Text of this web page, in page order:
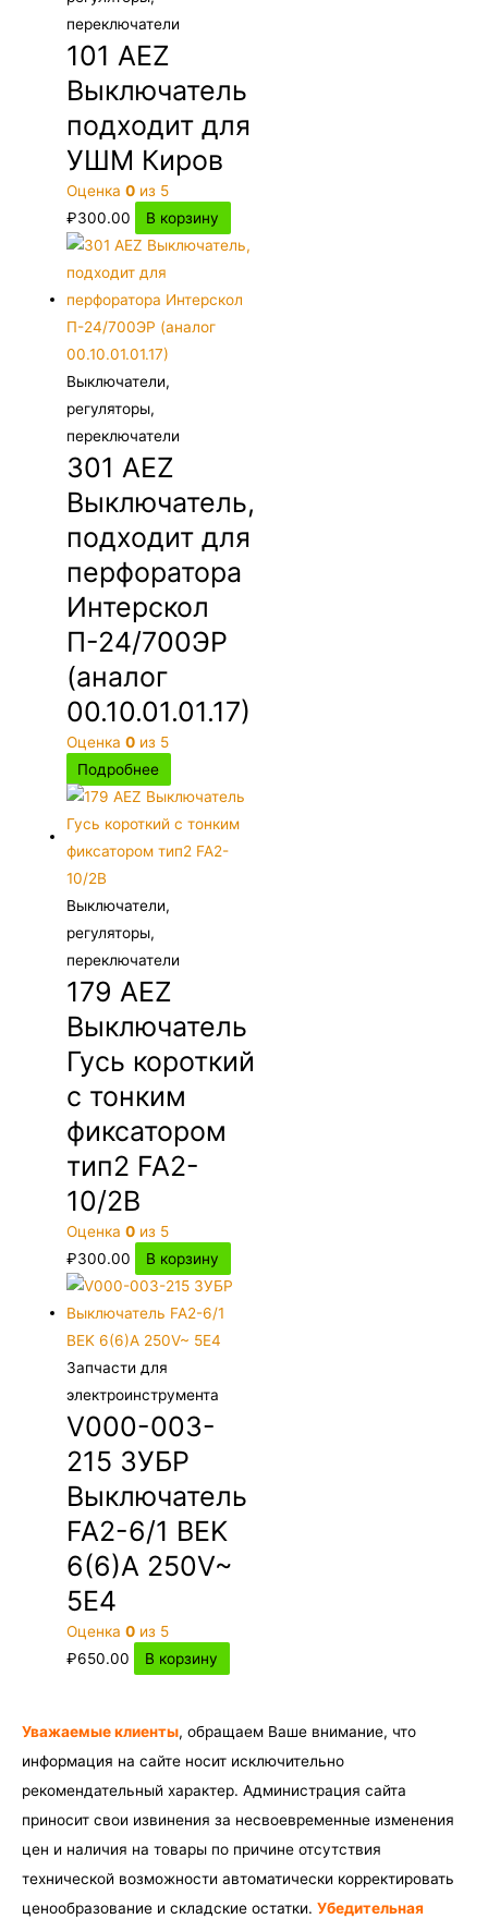
переключатели
101 AEZ
Выключатель
подходит для
УШМ Киров
Оценка0 из 5
₽300.00 В корзину
Выключатели,
регуляторы,
переключатели
301 AEZ
Выключатель,
подходит для
перфоратора
Интерскол
П-24/700ЭР
(аналог
00.10.01.01.17)
Оценка0 из 5
Подробнее
Выключатели,
регуляторы,
переключатели
179 AEZ
Выключатель
Гусь короткий
с тонким
фиксатором
тип2 FA2-
10/2B
Оценка0 из 5
₽300.00 В корзину
Запчасти для
электроинструмента
V000-003-
215 ЗУБР
Выключатель
FA2-6/1 BEK
6(6)A 250V~
5E4
Оценка0 из 5
₽650.00 В корзину
Уважаемые клиенты, обращаем Ваше внимание, что
информация на сайте носит исключительно
рекомендательный характер. Администрация сайта
приносит свои извинения за несвоевременные изменения
цен и наличия на товары по причине отсутствия
технической возможности автоматически корректировать
ценообразование и складские остатки. Убедительная